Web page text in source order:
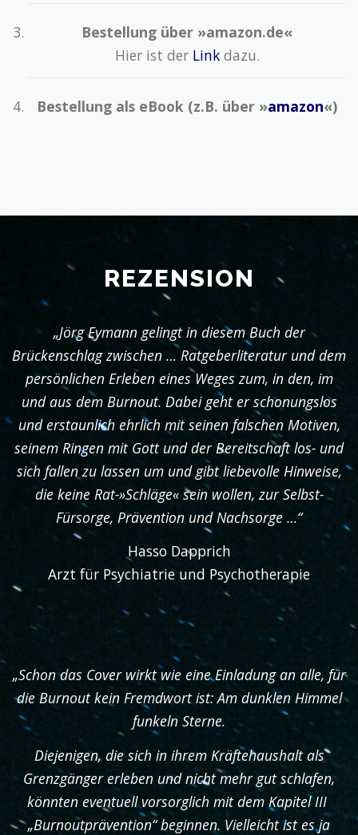
Bestellung über »amazon.de«
Hier ist der Linkdazu.
Bestellung als eBook (z.B. über »amazon«)
REZENSION
„Jörg Eymann gelingt in diesem Buch der
Brückenschlag zwischen … Ratgeberliteratur und dem
persönlichen Erleben eines Weges zum, in den, im
und aus dem Burnout. Dabei geht er schonungslos
und erstaunlich ehrlich mit seinen falschen Motiven,
seinem Ringen mit Gott und der Bereitschaft los- und
sich fallen zu lassen um und gibt liebevolle Hinweise,
die keine Rat-»Schläge« sein wollen, zur Selbst-
Fürsorge, Prävention und Nachsorge …“
Hasso Dapprich
Arzt für Psychiatrie und Psychotherapie
„Schon das Cover wirkt wie eine Einladung an alle, für
die Burnout kein Fremdwort ist: Am dunklen Himmel
funkeln Sterne.
Diejenigen, die sich in ihrem Kräftehaushalt als
Grenzgänger erleben und nicht mehr gut schlafen,
könnten eventuell vorsorglich mit dem Kapitel III
„Burnoutprävention“ beginnen. Vielleicht ist es ja